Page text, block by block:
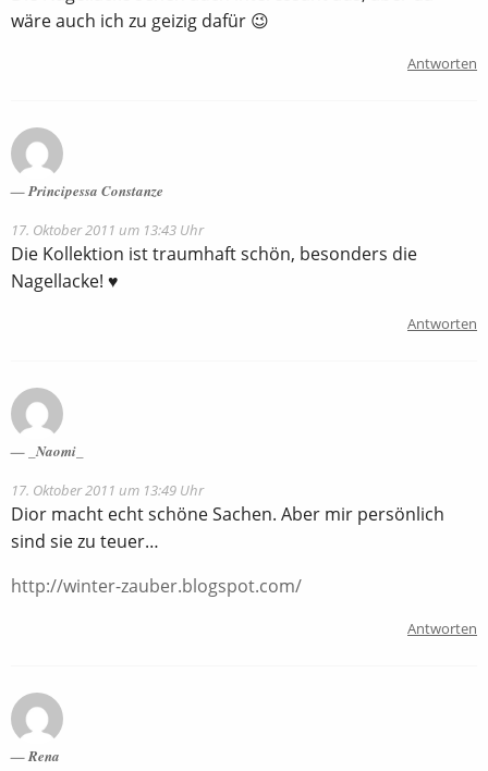
wäre auch ich zu geizig dafür 😉
Antworten
Principessa Constanze
17. Oktober 2011 um 13:43 Uhr
Die Kollektion ist traumhaft schön, besonders die
Nagellacke! ♥
Antworten
_Naomi_
17. Oktober 2011 um 13:49 Uhr
Dior macht echt schöne Sachen. Aber mir persönlich
sind sie zu teuer…
http://winter-zauber.blogspot.com/
Antworten
Rena